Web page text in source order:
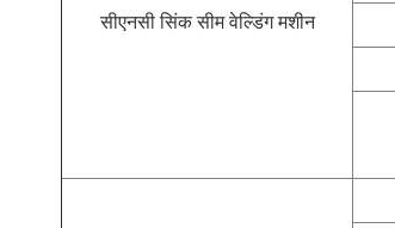
सीएनसी सिंक सीम वेल्डिंग मशीन